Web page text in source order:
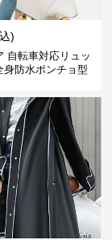
)
自転車対応リュッ
身防水ポンチョ型